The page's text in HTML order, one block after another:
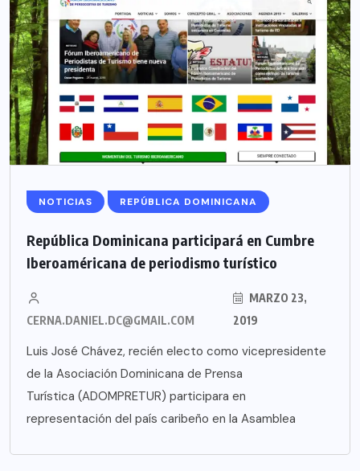
NOTICIAS REPÚBLICA DOMINICANA
República Dominicana participará en Cumbre
Iberoaméricana de periodismo turístico
CERNA.DANIEL.DC@GMAIL.COM
MARZO 23,
2019
Luis José Chávez, recién electo como vicepresidente
de la Asociación Dominicana de Prensa
Turística (ADOMPRETUR) participara en
representación del país caribeño en la Asamblea